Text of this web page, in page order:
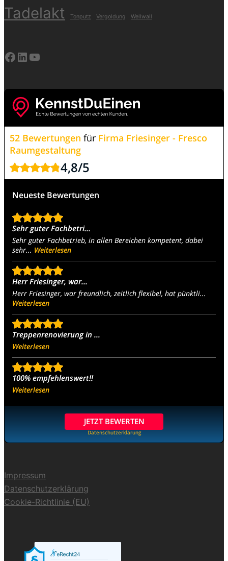
Tadelakt Tonputz Vergoldung Wellwall
Facebook
LinkedIn
YouTube
52 Bewertungen für Firma Friesinger - Fresco
Raumgestaltung
4,8/5
Neueste Bewertungen
Sehr guter Fachbetri...
Sehr guter Fachbetrieb, in allen Bereichen kompetent, dabei
sehr... Weiterlesen
Herr Friesinger, war...
Herr Friesinger, war freundlich, zeitlich flexibel, hat pünktli...
Weiterlesen
Treppenrenovierung in ...
Weiterlesen
100% empfehlenswert!!
Weiterlesen
JETZT BEWERTEN
Datenschutzerklärung
Impressum
Datenschutzerklärung
Cookie-Richtlinie (EU)